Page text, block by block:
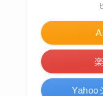
Yahoo